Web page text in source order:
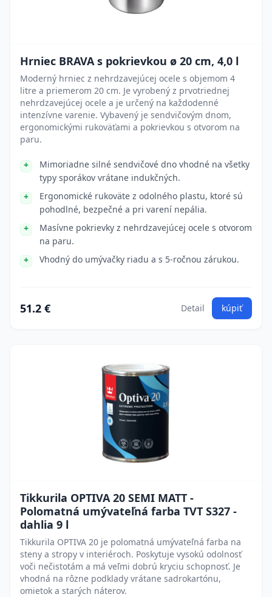
Hrniec BRAVA s pokrievkou ø 20 cm, 4,0 l
Moderný hrniec z nehrdzavejúcej ocele s objemom 4
litre a priemerom 20 cm. Je vyrobený z prvotriednej
nehrdzavejúcej ocele a je určený na každodenné
intenzívne varenie. Vybavený je sendvičovým dnom,
ergonomickými rukoväťami a pokrievkou s otvorom na
paru.
Mimoriadne silné sendvičové dno vhodné na všetky
typy sporákov vrátane indukčných.
Ergonomické rukoväte z odolného plastu, ktoré sú
pohodlné, bezpečné a pri varení nepália.
Masívne pokrievky z nehrdzavejúcej ocele s otvorom
na paru.
Vhodný do umývačky riadu a s 5-ročnou zárukou.
51.2 € Detail kúpiť
Tikkurila OPTIVA 20 SEMI MATT -
Polomatná umývateľná farba TVT S327 -
dahlia 9 l
Tikkurila OPTIVA 20 je polomatná umývateľná farba na
steny a stropy v interiéroch. Poskytuje vysokú odolnosť
voči nečistotám a má veľmi dobrú kryciu schopnosť. Je
vhodná na rôzne podklady vrátane sadrokartónu,
omietok a starých náterov.